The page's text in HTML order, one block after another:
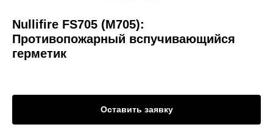
Nullifire FS705 (M705):
Противопожарный вспучивающийся
герметик
Оставить заявку